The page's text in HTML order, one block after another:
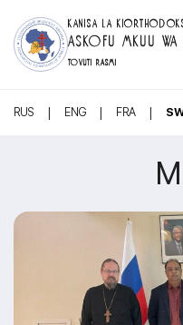
KANISA LA
ASKOFU MKUU WA
TOVUTI RASMI
RUS | ENG | FRA |